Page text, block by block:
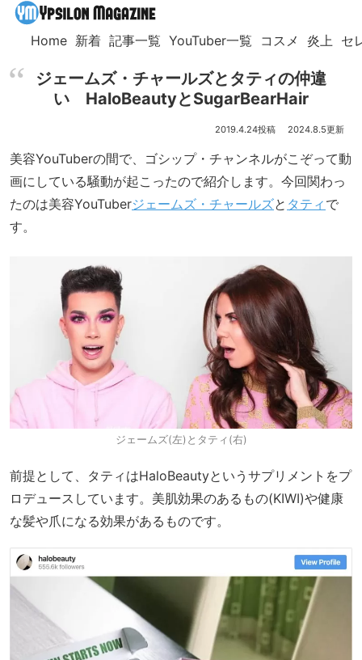
Home 新着 記事一覧 YouTuber一覧 コスメ 炎上 セ
ジェームズ・チャールズとタティの仲違
い HaloBeautyとSugarBearHair
2019.4.24 2024.8.5
美容YouTuberの間で、ゴシップ・チャンネルがこぞって動
画にしている騒動が起こったので紹介します。今回関わっ
たのは美容YouTuberジェームズ・チャールズと タティ で
す。
ジェームズ(左)とタティ(右)
前提として、タティはHaloBeautyというサプリメントをプ
ロデュースしています。美肌効果のあるもの(KIWI)や健康
な髪や爪になる効果があるものです。